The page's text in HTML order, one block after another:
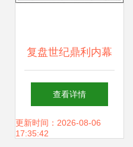
复盘世纪鼎利内幕
交易 计算机软硬件
技术开发的幕后博
查看详情
更新时间：2026-08-06
17:35:42